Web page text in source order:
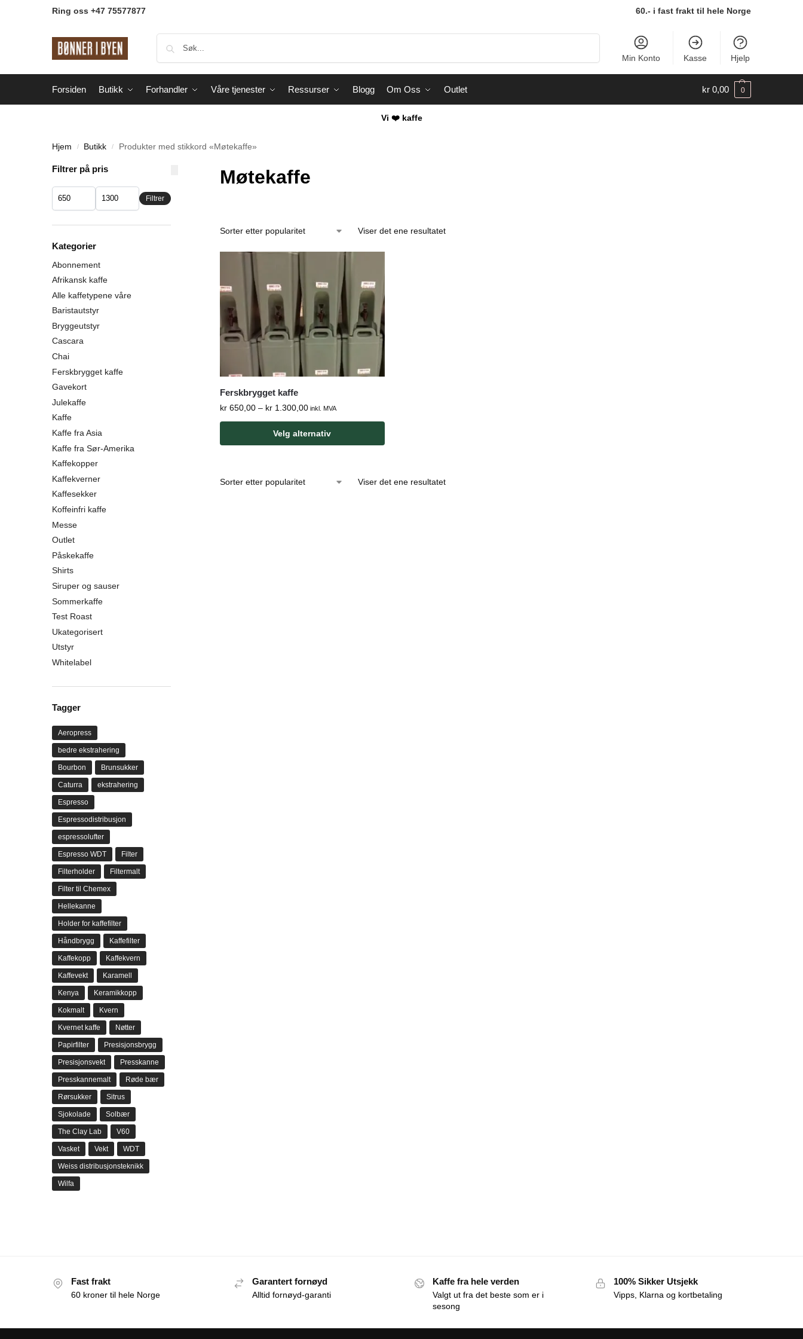
Ring oss +47 75577877 60.- i fast frakt til hele Norge
Min Konto Kasse Hjelp
Forsiden Butikk Forhandler Våre tjenester Ressurser Blogg Om Oss Outlet kr 0,00 0
Vi ❤️ kaffe
Hjem / Butikk / Produkter med stikkord «Møtekaffe»
Møtekaffe
Viser det ene resultatet
Ferskbrygget kaffe
kr650,00 – kr1.300,00inkl. MVA
Velg alternativ
Viser det ene resultatet
Filtrer på pris
Filtrer
Kategorier
Abonnement
Afrikansk kaffe
Alle kaffetypene våre
Baristautstyr
Bryggeutstyr
Cascara
Chai
Ferskbrygget kaffe
Gavekort
Julekaffe
Kaffe
Kaffe fra Asia
Kaffe fra Sør-Amerika
Kaffekopper
Kaffekverner
Kaffesekker
Koffeinfri kaffe
Messe
Outlet
Påskekaffe
Shirts
Siruper og sauser
Sommerkaffe
Test Roast
Ukategorisert
Utstyr
Whitelabel
Tagger
Aeropress
bedre ekstrahering
Bourbon Brunsukker
Caturra ekstrahering
Espresso
Espressodistribusjon
espressolufter
Espresso WDT Filter
Filterholder Filtermalt
Filter til Chemex
Hellekanne
Holder for kaffefilter
Håndbrygg Kaffefilter
Kaffekopp Kaffekvern
Kaffevekt Karamell
Kenya Keramikkopp
Kokmalt Kvern
Kvernet kaffe Nøtter
Papirfilter Presisjonsbrygg
Presisjonsvekt Presskanne
Presskannemalt Røde bær
Rørsukker Sitrus
Sjokolade Solbær
The Clay Lab V60
Vasket Vekt WDT
Weiss distribusjonsteknikk
Wilfa
Fast frakt
60 kroner til hele Norge
Garantert fornøyd
Alltid fornøyd-garanti
Kaffe fra hele verden
Valgt ut fra det beste som er i
sesong
100% Sikker Utsjekk
Vipps, Klarna og kortbetaling